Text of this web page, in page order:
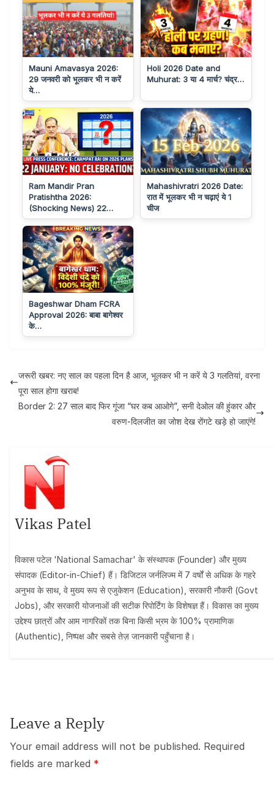
Mauni Amavasya 2026:
29 जनवरी को भूलकर भी न करें
ये…
Holi 2026 Date and
Muhurat: 3 या 4 मार्च? चंद्र…
Ram Mandir Pran
Pratishtha 2026:
(Shocking News) 22…
Mahashivratri 2026 Date:
रात में भूलकर भी न चढ़ाएं ये 1
चीज
Bageshwar Dham FCRA
Approval 2026: बाबा बागेश्वर
के…
जरूरी खबर: नए साल का पहला दिन है आज, भूलकर भी न करें ये 3 गलतियां, वरना
पूरा साल होगा खराब!
Border 2: 27 साल बाद फिर गूंजा “घर कब आओगे”, सनी देओल की हुंकार और
वरुण-दिलजीत का जोश देख रोंगटे खड़े हो जाएंगे!
Vikas Patel
विकास पटेल 'National Samachar' के संस्थापक (Founder) और मुख्य
संपादक (Editor-in-Chief) हैं। डिजिटल जर्नलिज्म में 7 वर्षों से अधिक के गहरे
अनुभव के साथ, वे मुख्य रूप से एजुकेशन (Education), सरकारी नौकरी (Govt
Jobs), और सरकारी योजनाओं की सटीक रिपोर्टिंग के विशेषज्ञ हैं। विकास का मुख्य
उद्देश्य छात्रों और आम नागरिकों तक बिना किसी भ्रम के 100% प्रामाणिक
(Authentic), निष्पक्ष और सबसे तेज़ जानकारी पहुँचाना है।
Leave a Reply
Your email address will not be published. Required
fields are marked *